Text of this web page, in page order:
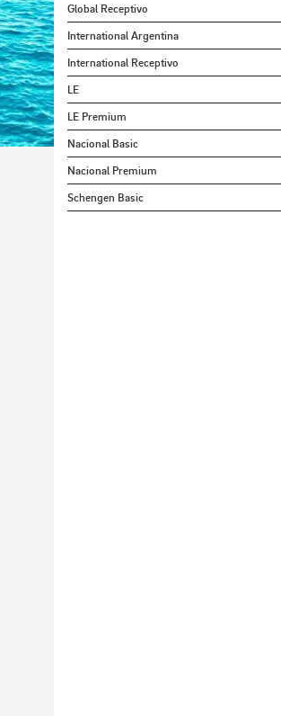
Global Receptivo
International Argentina
International Receptivo
LE
LE Premium
Nacional Basic
Nacional Premium
Schengen Basic